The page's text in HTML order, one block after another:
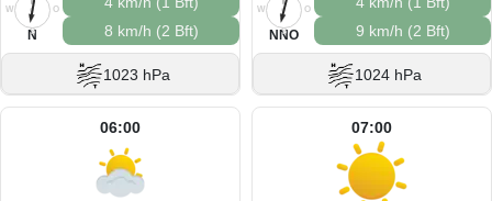
O
S
W
N
8 km/h (2 Bft)
1023 hPa
O
S
W
NNO
9 km/h (2 Bft)
1024 hPa
06:00 07:00